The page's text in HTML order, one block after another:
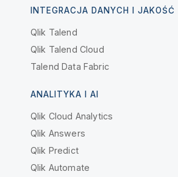
INTEGRACJA DANYCH I JAKOŚĆ
Qlik Talend
Qlik Talend Cloud
Talend Data Fabric
ANALITYKA I AI
Qlik Cloud Analytics
Qlik Answers
Qlik Predict
Qlik Automate